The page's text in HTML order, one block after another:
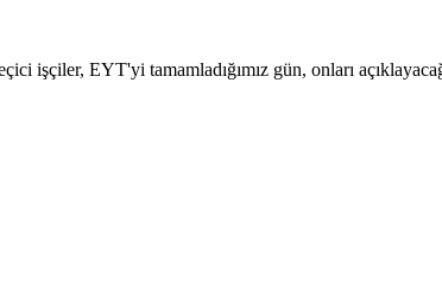
işçiler, EYT'yi tamamladığımız gün, onları